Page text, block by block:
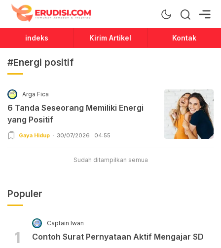
Erudisi
Temukan Jawaban dan Inspirasi
indeks Kirim Artikel Kontak
#Energi positif
Arga Fica
6 Tanda Seseorang Memiliki Energi
yang Positif
Gaya Hidup 30/07/2026 | 04:55
Sudah ditampilkan semua
Populer
1
Captain Iwan
Contoh Surat Pernyataan Aktif Mengajar SD